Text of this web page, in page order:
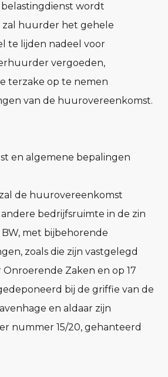
wordt
zal huurder het gehele
te lijden nadeel voor
vergoeden,
terzake op te nemen
van de huurovereenkomst.
en algemene bepalingen
de huurovereenkomst
bedrijfsruimte in de zin
met bijbehorende
zoals die zijn vastgelegd
Onroerende Zaken en op 17
bij de griffie van de
en aldaar zijn
nummer 15/20, gehanteerd